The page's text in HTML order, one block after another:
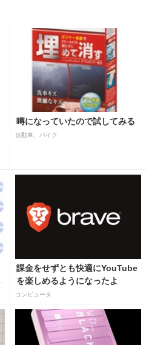
噂になっていたので試してみる
自動車、バイク
課金をせずとも快適にYouTube
を楽しめるようになったよ
コンピュータ